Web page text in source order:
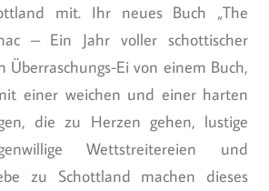
mit. Ihr neues Buch „The
– Ein Jahr voller schottischer
Überraschungs-Ei von einem Buch,
einer weichen und einer harten
die zu Herzen gehen, lustige
Wettstreitereien und
zu Schottland machen dieses